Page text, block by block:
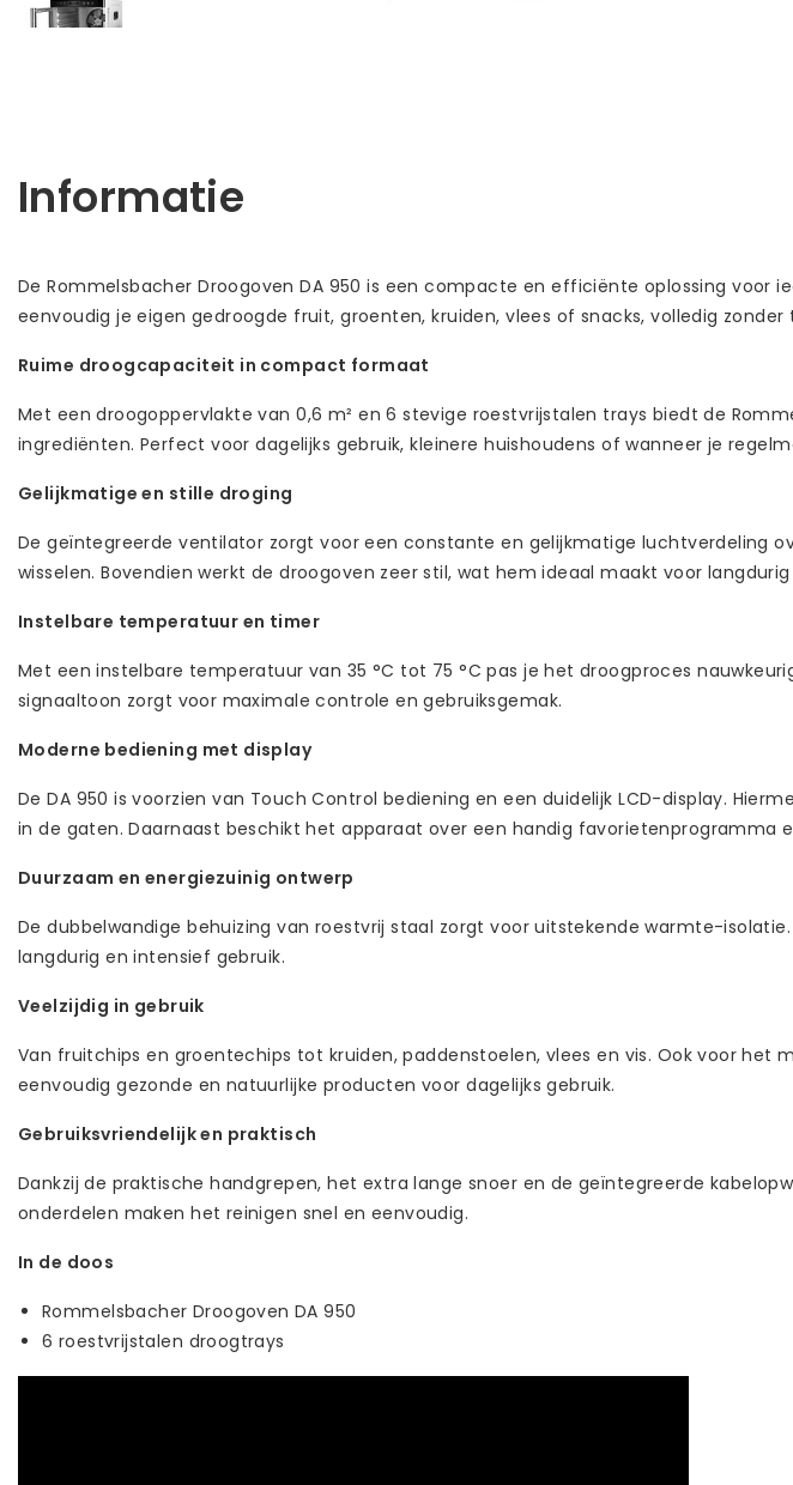
Informatie
De Rommelsbacher Droogoven DA 950 is een compacte en efficiënte oplossing voor
eenvoudig je eigen gedroogde fruit, groenten, kruiden, vlees of snacks, volledig zonder
Ruime droogcapaciteit in compact formaat
Met een droogoppervlakte van 0,6 m² en 6 stevige roestvrijstalen trays biedt de
ingrediënten. Perfect voor dagelijks gebruik, kleinere huishoudens of wanneer je
Gelijkmatige en stille droging
De geïntegreerde ventilator zorgt voor een constante en gelijkmatige luchtverdeling
wisselen. Bovendien werkt de droogoven zeer stil, wat hem ideaal maakt voor langdurig
Instelbare temperatuur en timer
Met een instelbare temperatuur van 35 °C tot 75 °C pas je het droogproces
signaaltoon zorgt voor maximale controle en gebruiksgemak.
Moderne bediening met display
De DA 950 is voorzien van Touch Control bediening en een duidelijk LCD-display.
in de gaten. Daarnaast beschikt het apparaat over een handig favorietenprogramma
Duurzaam en energiezuinig ontwerp
De dubbelwandige behuizing van roestvrij staal zorgt voor uitstekende warmte-
langdurig en intensief gebruik.
Veelzijdig in gebruik
Van fruitchips en groentechips tot kruiden, paddenstoelen, vlees en vis. Ook voor het
eenvoudig gezonde en natuurlijke producten voor dagelijks gebruik.
Gebruiksvriendelijk en praktisch
Dankzij de praktische handgrepen, het extra lange snoer en de geïntegreerde
onderdelen maken het reinigen snel en eenvoudig.
In de doos
Rommelsbacher Droogoven DA 950
6 roestvrijstalen droogtrays